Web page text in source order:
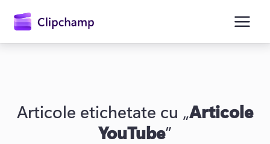
principal
Articole etichetate cu „Articole
YouTube”